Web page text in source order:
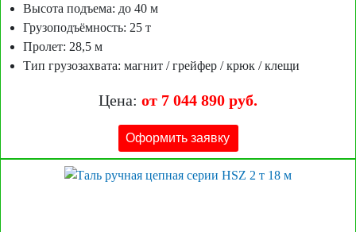
Высота подъема: до 40 м
Грузоподъёмность: 25 т
Пролет: 28,5 м
Тип грузозахвата: магнит / грейфер / крюк / клещи
Цена: от 7 044 890 руб.
Оформить заявку